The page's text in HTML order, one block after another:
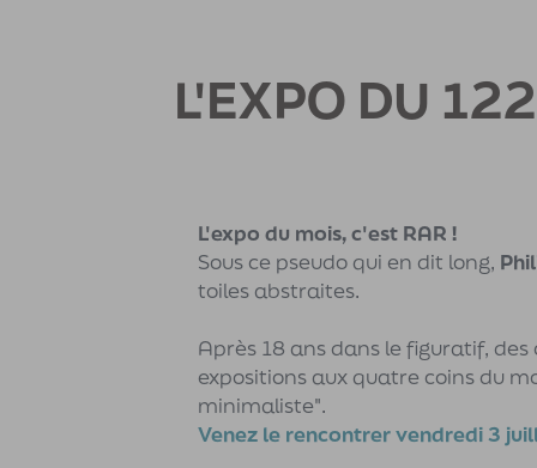
L'EXPO DU 122
L'expo du mois, c'est RAR !
Sous ce pseudo qui en dit long,
toiles abstraites.
Après 18 ans dans le figuratif,
expositions aux quatre coins du
minimaliste".
Venez le rencontrer vendredi 3